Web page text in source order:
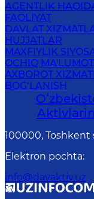
AGENTLIK
FAOLIYAT
DAVLAT
HUJJATLAR
MAXFIYLIK
OCHIQ
AXBOROT XIZMATI
BOG‘LANISH
100000, Toshkent
Elektron pochta:
info@davaktiv.uz